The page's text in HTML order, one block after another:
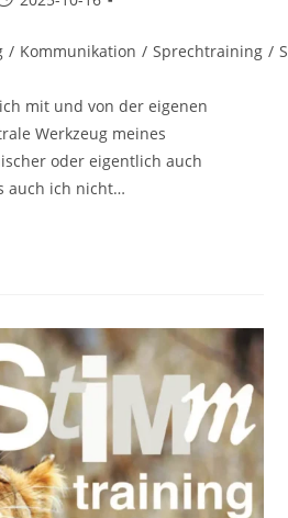
/ Kommunikation / Sprechtraining /
mit und von der eigenen
Werkzeug meines
oder eigentlich auch
auch ich nicht…